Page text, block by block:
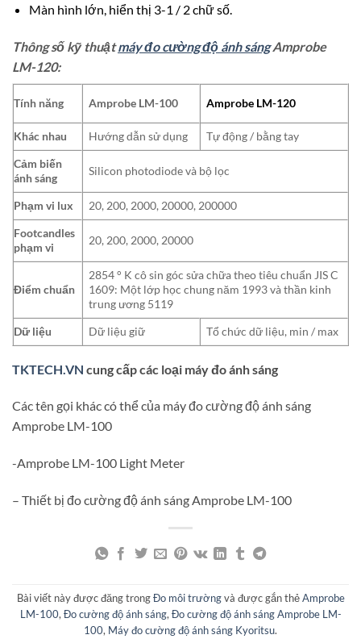
Màn hình lớn, hiển thị 3-1 / 2 chữ số.
Thông số kỹ thuậtmáy đo cường độ ánh sángAmprobe
LM-120:
Tính năng Amprobe LM-100 Amprobe LM-120
Khác nhau Hướng dẫn sử dụng
Tự động / bằng tay
Cảm biến
ánh sáng
Silicon photodiode và bộ lọc
Phạm vi lux
20, 200, 2000, 20000, 200000
Footcandles
phạm vi
20, 200, 2000, 20000
Điểm chuẩn
2854 ° K cô sin góc sửa chữa theo tiêu chuẩn JIS C
1609: Một lớp học chung năm 1993 và thần kinh
trung ương 5119
Dữ liệu
Dữ liệu giữ Tổ chức dữ liệu, min / max
TKTECH.VN cung cấp các loại máy đo ánh sáng
Các tên gọi khác có thể của máy đo cường độ ánh sáng
Amprobe LM-100
-Amprobe LM-100 Light Meter
– Thiết bị đo cường độ ánh sáng Amprobe LM-100
Bài viết này được đăng trongĐo môi trườngvà được gắn thẻAmprobe
LM-100, Đo cường độ ánh sáng, Đo cường độ ánh sáng Amprobe LM-
100, Máy đo cường độ ánh sáng Kyoritsu.